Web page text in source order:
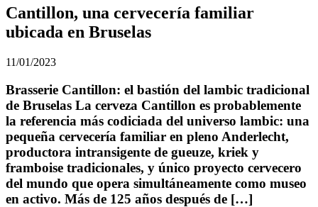
Cantillon, una cervecería familiar
ubicada en Bruselas
11/01/2023
Brasserie Cantillon: el bastión del lambic tradicional
de Bruselas La cerveza Cantillon es probablemente
la referencia más codiciada del universo lambic: una
pequeña cervecería familiar en pleno Anderlecht,
productora intransigente de gueuze, kriek y
framboise tradicionales, y único proyecto cervecero
del mundo que opera simultáneamente como museo
en activo. Más de 125 años después de […]